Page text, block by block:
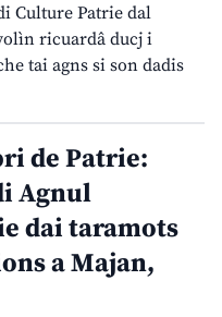
Culture Patrie dal
ricuardâ ducj i
tai agns si son dadis
de Patrie:
Agnul
dai taramots
a Majan,